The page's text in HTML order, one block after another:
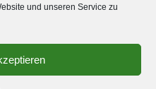
und unseren Service zu